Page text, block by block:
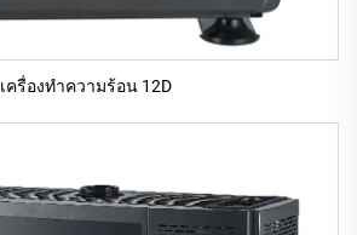
เครื่องทําความร้อน 12D